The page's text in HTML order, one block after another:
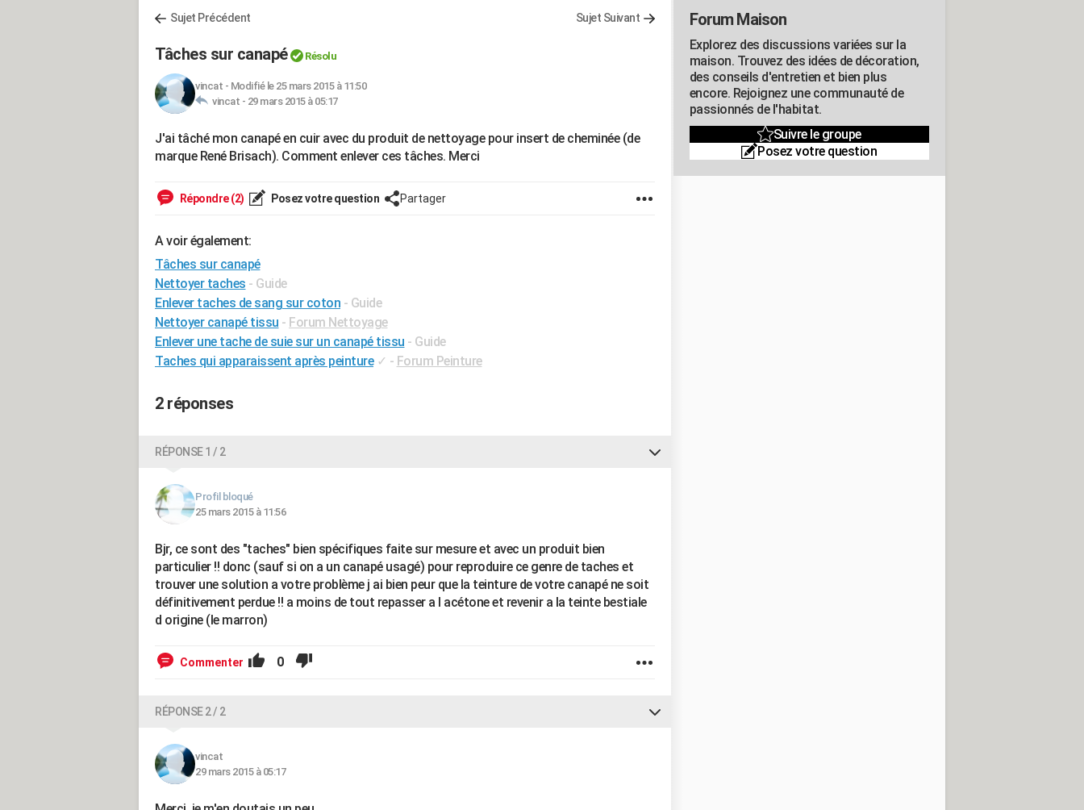
Sujet Précédent Sujet Suivant
Tâches sur canapé Résolu
vincat - Modifié le 25 mars 2015 à 11:50
vincat - 29 mars 2015 à 05:17
J'ai tâché mon canapé en cuir avec du produit de nettoyage pour insert de cheminée (de
marque René Brisach). Comment enlever ces tâches. Merci
Répondre (2) Posez votre question Partager
A voir également:
Tâches sur canapé
Nettoyer taches - Guide
Enlever taches de sang sur coton - Guide
Nettoyer canapé tissu - Forum Nettoyage
Enlever une tache de suie sur un canapé tissu - Guide
Taches qui apparaissent après peinture ✓ - Forum Peinture
2 réponses
RÉPONSE 1 / 2
Profil bloqué
25 mars 2015 à 11:56
Bjr, ce sont des "taches" bien spécifiques faite sur mesure et avec un produit bien
particulier !! donc (sauf si on a un canapé usagé) pour reproduire ce genre de taches et
trouver une solution a votre problème j ai bien peur que la teinture de votre canapé ne soit
définitivement perdue !! a moins de tout repasser a l acétone et revenir a la teinte bestiale
d origine (le marron)
Commenter 0
RÉPONSE 2 / 2
vincat
29 mars 2015 à 05:17
Forum Maison
Explorez des discussions variées sur la
maison. Trouvez des idées de décoration,
des conseils d'entretien et bien plus
encore. Rejoignez une communauté de
passionnés de l'habitat.
Suivre le groupe
Posez votre question